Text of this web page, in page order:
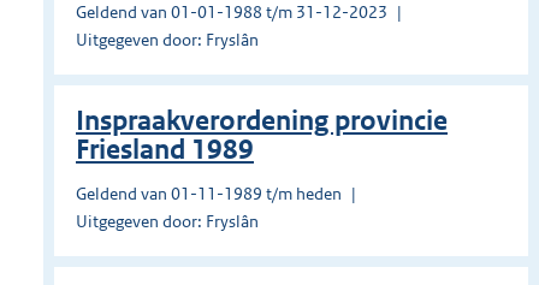
Geldend van 01-01-1988 t/m 31-12-2023
Uitgegeven door: Fryslân
Inspraakverordening provincie
Friesland 1989
Geldend van 01-11-1989 t/m heden
Uitgegeven door: Fryslân